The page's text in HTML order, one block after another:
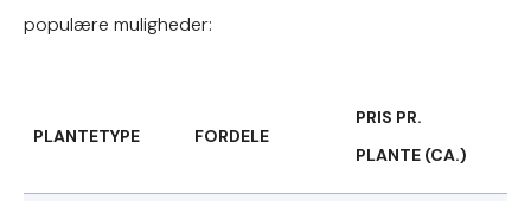
populære muligheder:
PLANTETYPE FORDELE
PRIS PR.
PLANTE (CA.)